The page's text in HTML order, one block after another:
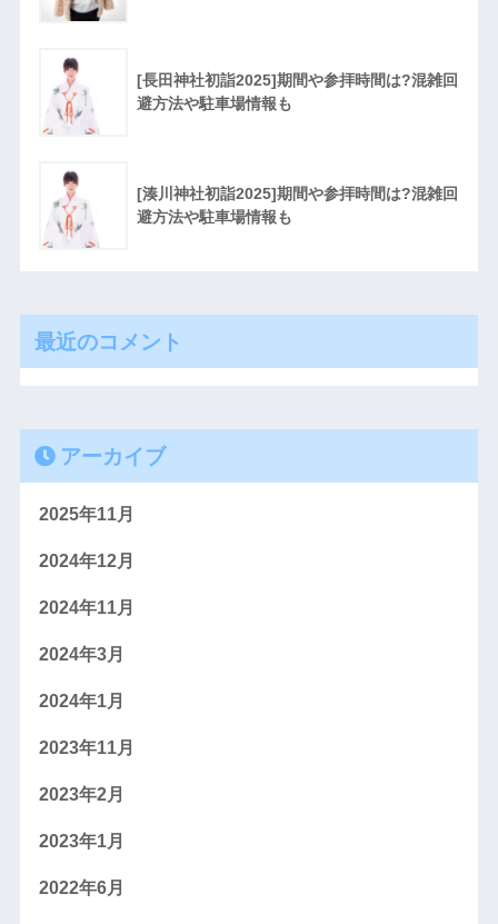
[長田神社初詣2025]期間や参拝時間は?混雑回
避方法や駐車場情報も
[湊川神社初詣2025]期間や参拝時間は?混雑回
避方法や駐車場情報も
最近のコメント
アーカイブ
2025年11月
2024年12月
2024年11月
2024年3月
2024年1月
2023年11月
2023年2月
2023年1月
2022年6月